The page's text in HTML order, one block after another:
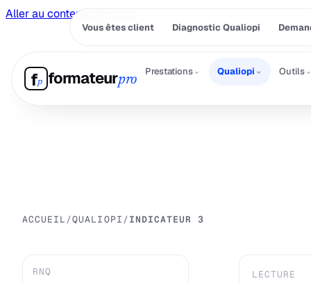
Aller au contenu principal
Vous êtes client Diagnostic Qualiopi
fp formateurpro
Prestations⌄ Qualiopi ⌄ Outils
ACCUEIL /QUALIOPI /INDICATEUR 3
RNQ LECTURE